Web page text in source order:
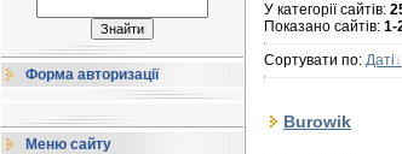
Форма авторизації
Меню сайту
У категорії сайтів:
Показано сайтів: 1-
Сортувати по: Даті
Burowik